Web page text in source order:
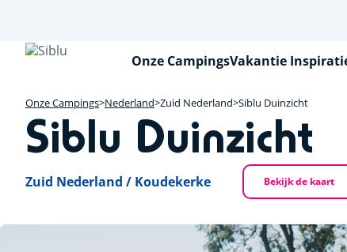
naar
Onze CampingsVakantie
Onze Campings Nederland Zuid Nederland Siblu Duinzicht
Siblu Duinzicht
Zuid Nederland / Koudekerke Bekijk de kaart